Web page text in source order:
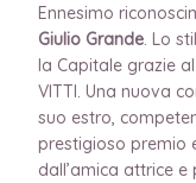
Ennesimo
Giulio Grande. Lo
la Capitale grazie al
VITTI. Una nuova
suo estro,
prestigioso premio
dall’amica attrice